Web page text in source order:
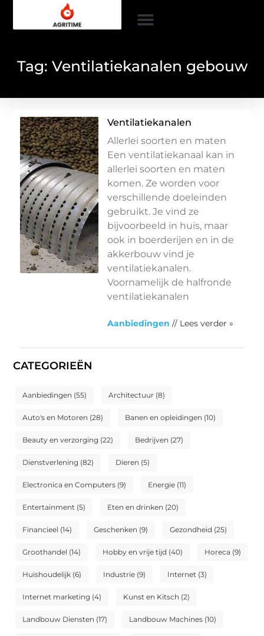
Tag: Ventilatiekanalen gebouw
CATEGORIEËN
Aanbiedingen (55) Architectuur (8)
Auto's en Motoren (28) Banen en opleidingen (10)
Beauty en verzorging (22) Bedrijven (27)
Dienstverlening (82) Dieren (5)
Electronica en Computers (9) Energie (11)
Entertainment (5) Eten en drinken (20)
Financieel (14) Geschenken (9) Gezondheid (25)
Groothandel (14) Hobby en vrije tijd (40) Horeca (9)
Huishoudelijk (6) Industrie (9) Internet (3)
Internet marketing (4) Kunst en Kitsch (2)
Landbouw Diensten (17) Landbouw Machines (10)
Ventilatiekanalen
Allerlei soorten en maten
Een ventilatiekanaal kan in
allerlei soorten en maten
komen. Ze worden voor
verschillende doeleinden
gebruikt. Je vind ze
bijvoorbeeld in huis, maar
ook in boerderijen en in de
akkerbouw vind je
ventilatiekanalen.
Voornamelijk de halfronde
ventilatiekanalen
Aanbiedingen // Lees verder »